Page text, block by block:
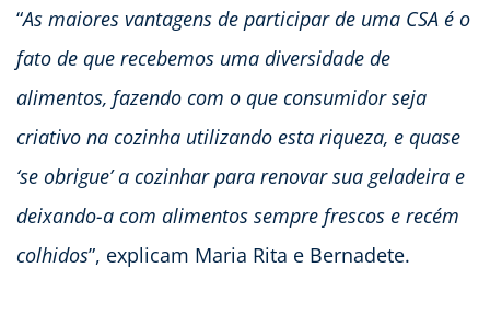
“As maiores vantagens de participar de uma CSA é o
fato de que recebemos uma diversidade de
alimentos, fazendo com o que consumidor seja
criativo na cozinha utilizando esta riqueza, e quase
‘se obrigue’ a cozinhar para renovar sua geladeira e
deixando-a com alimentos sempre frescos e recém
colhidos”, explicam Maria Rita e Bernadete.